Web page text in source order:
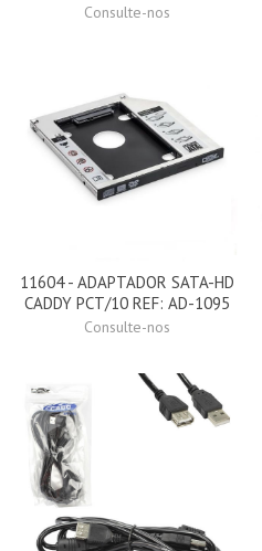
Consulte-nos
11604 - ADAPTADOR SATA-HD
CADDY PCT/10 REF: AD-1095
Consulte-nos